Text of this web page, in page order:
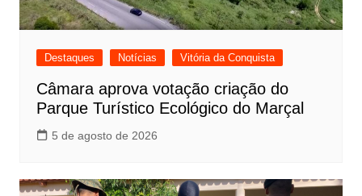
Destaques Notícias Vitória da Conquista
Câmara aprova votação criação do
Parque Turístico Ecológico do Marçal
5 de agosto de 2026